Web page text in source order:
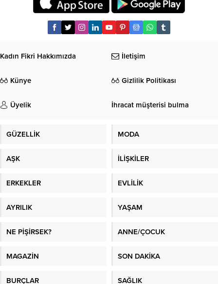
Kadın Fikri Hakkımızda İletişim
Künye Gizlilik Politikası
Üyelik İhracat müşterisi bulma
GÜZELLİK MODA
AŞK İLİŞKİLER
ERKEKLER EVLİLİK
AYRILIK YAŞAM
NE PİŞİRSEK? ANNE/ÇOCUK
MAGAZİN SON DAKİKA
BURÇLAR SAĞLIK